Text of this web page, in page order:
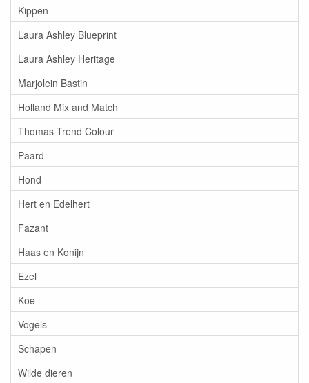
Kippen
Laura Ashley Blueprint
Laura Ashley Heritage
Marjolein Bastin
Holland Mix and Match
Thomas Trend Colour
Paard
Hond
Hert en Edelhert
Fazant
Haas en Konijn
Ezel
Koe
Vogels
Schapen
Wilde dieren